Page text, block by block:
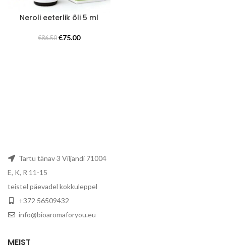
Neroli eeterlik õli 5 ml
€86.50 Algne
€75.00Praegune
Tartu tänav 3 Viljandi 71004
E, K, R 11-15
teistel päevadel kokkuleppel
+372 56509432
info@bioaromaforyou.eu
MEIST